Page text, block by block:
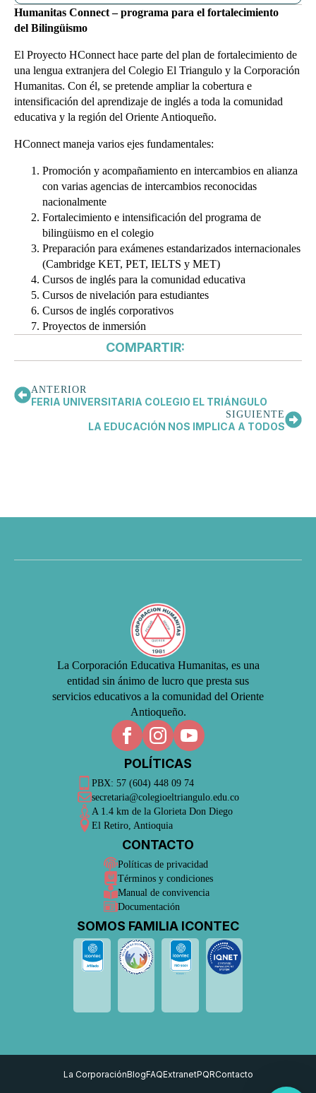
Humanitas Connect – programa para el fortalecimiento
del Bilingüismo
El Proyecto HConnect hace parte del plan de fortalecimiento de
una lengua extranjera del Colegio El Triangulo y la Corporación
Humanitas. Con él, se pretende ampliar la cobertura e
intensificación del aprendizaje de inglés a toda la comunidad
educativa y la región del Oriente Antioqueño.
HConnect maneja varios ejes fundamentales:
Promoción y acompañamiento en intercambios en alianza
con varias agencias de intercambios reconocidas
nacionalmente
Fortalecimiento e intensificación del programa de
bilingüismo en el colegio
Preparación para exámenes estandarizados internacionales
(Cambridge KET, PET, IELTS y MET)
Cursos de inglés para la comunidad educativa
Cursos de nivelación para estudiantes
Cursos de inglés corporativos
Proyectos de inmersión
COMPARTIR:
ANTERIOR
FERIA UNIVERSITARIA COLEGIO EL TRIÁNGULO
SIGUIENTE
LA EDUCACIÓN NOS IMPLICA A TODOS
La Corporación Educativa Humanitas, es una
entidad sin ánimo de lucro que presta sus
servicios educativos a la comunidad del Oriente
Antioqueño.
POLÍTICAS
PBX: 57 (604) 448 09 74
secretaria@colegioeltriangulo.edu.co
A 1.4 km de la Glorieta Don Diego
El Retiro, Antioquia
CONTACTO
Políticas de privacidad
Términos y condiciones
Manual de convivencia
Documentación
SOMOS FAMILIA ICONTEC
La CorporaciónBlogFAQExtranetPQRContacto